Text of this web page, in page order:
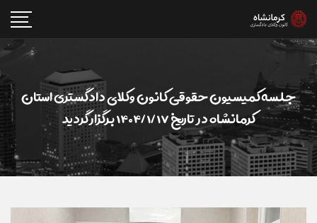
جلسه کمیسیون حقوقی کانون وکلای دادگستری استان
کرمانشاه در تاریخ ۱۴۰۴/۱/۱۷ برگزار گردید